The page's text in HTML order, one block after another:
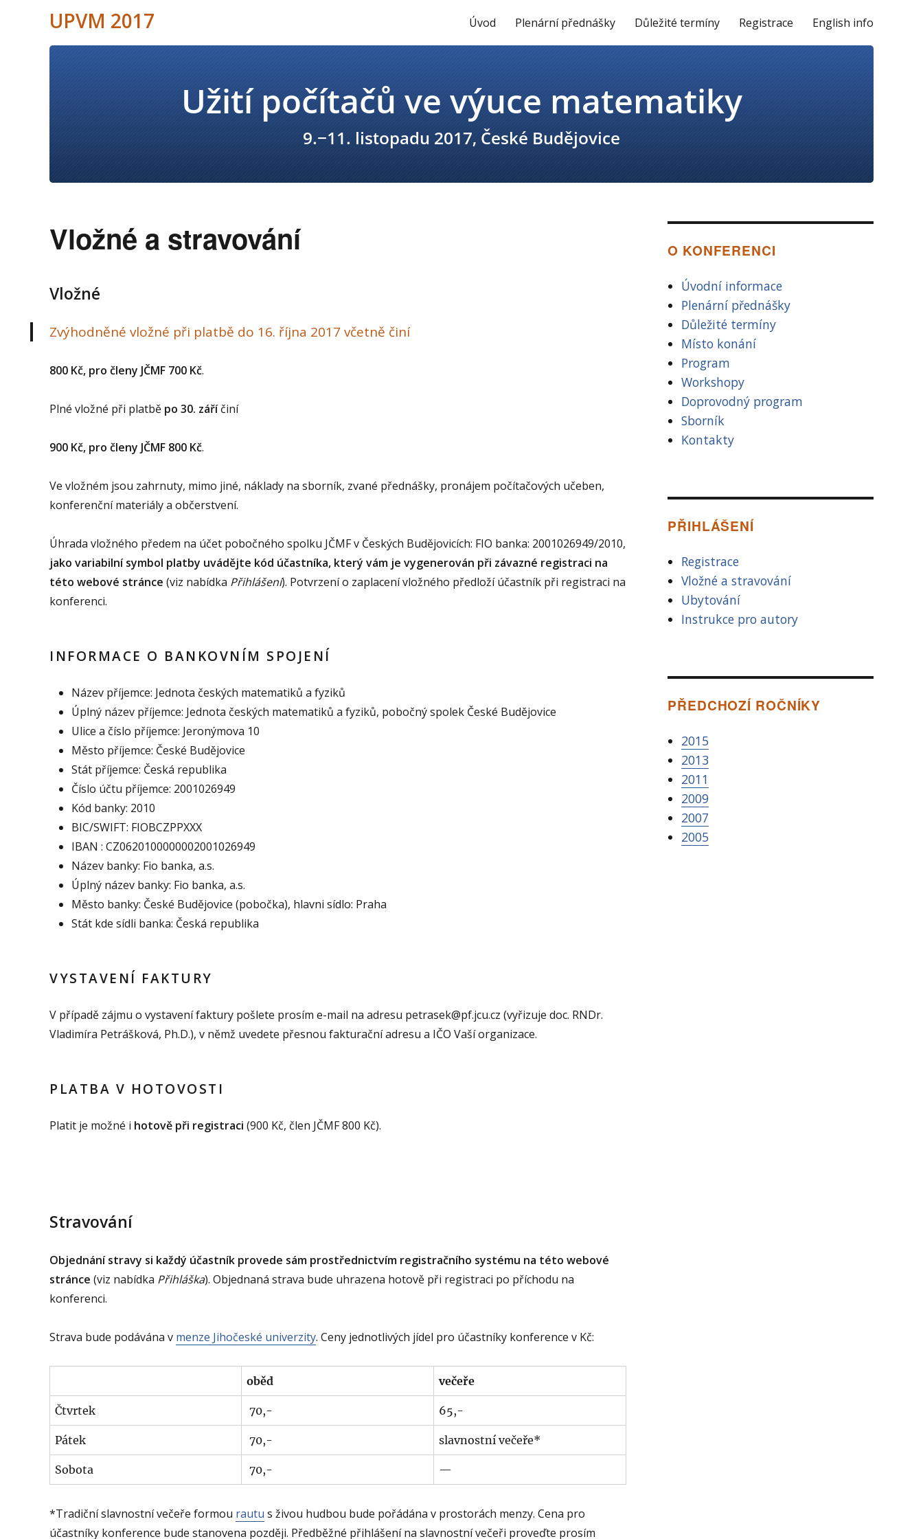
UPVM 2017 Úvod Plenární přednášky Důležité termíny Registrace English info
Vložné a stravování
Vložné
Zvýhodněné vložné při platbě do 16. října 2017 včetně činí
800 Kč, pro členy JČMF 700 Kč.
Plné vložné při platbě po 30. záříčiní
900 Kč, pro členy JČMF 800 Kč.
Ve vložném jsou zahrnuty, mimo jiné, náklady na sborník, zvané přednášky, pronájem počítačových učeben,
konferenční materiály a občerstvení.
Úhrada vložného předem na účet pobočného spolku JČMF v Českých Budějovicích: FIO banka: 2001026949/2010,
jako variabilní symbol platby uvádějte kód účastníka, který vám je vygenerován při závazné registraci na
této webové stránce (viz nabídka Přihlášení). Potvrzení o zaplacení vložného předloží účastník při registraci na
konferenci.
INFORMACE O BANKOVNÍM SPOJENÍ
Název příjemce: Jednota českých matematiků a fyziků
Úplný název příjemce: Jednota českých matematiků a fyziků, pobočný spolek České Budějovice
Ulice a číslo příjemce: Jeronýmova 10
Město příjemce: České Budějovice
Stát příjemce: Česká republika
Číslo účtu příjemce: 2001026949
Kód banky: 2010
BIC/SWIFT: FIOBCZPPXXX
IBAN : CZ0620100000002001026949
Název banky: Fio banka, a.s.
Úplný název banky: Fio banka, a.s.
Město banky: České Budějovice (pobočka), hlavni sídlo: Praha
Stát kde sídli banka: Česká republika
VYSTAVENÍ FAKTURY
V případě zájmu o vystavení faktury pošlete prosím e-mail na adresu petrasek@pf.jcu.cz (vyřizuje doc. RNDr.
Vladimíra Petrášková, Ph.D.), v němž uvedete přesnou fakturační adresu a IČO Vaší organizace.
PLATBA V HOTOVOSTI
Platit je možné i hotově při registraci (900 Kč, člen JČMF 800 Kč).
Stravování
Objednání stravy si každý účastník provede sám prostřednictvím registračního systému na této webové
stránce (viz nabídka Přihláška). Objednaná strava bude uhrazena hotově při registraci po příchodu na
konferenci.
Strava bude podávána v menze Jihočeské univerzity. Ceny jednotlivých jídel pro účastníky konference v Kč:
oběd večeře
Čtvrtek 70,- 65,-
Pátek 70,- slavnostní večeře*
Sobota 70,- —
*Tradiční slavnostní večeře formou rautu s živou hudbou bude pořádána v prostorách menzy. Cena pro
účastníky konference bude stanovena později. Předběžné přihlášení na slavnostní večeři proveďte prosím
O KONFERENCI
Úvodní informace
Plenární přednášky
Důležité termíny
Místo konání
Program
Workshopy
Doprovodný program
Sborník
Kontakty
PŘIHLÁŠENÍ
Registrace
Vložné a stravování
Ubytování
Instrukce pro autory
PŘEDCHOZÍ ROČNÍKY
2015
2013
2011
2009
2007
2005